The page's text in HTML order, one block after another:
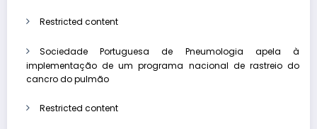
Restricted content
Sociedade Portuguesa de Pneumologia apela à
implementação de um programa nacional de rastreio do
cancro do pulmão
Restricted content